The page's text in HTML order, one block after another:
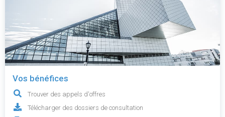
Vos bénéfices
Trouver des appels d'offres
Télécharger des dossiers de consultation